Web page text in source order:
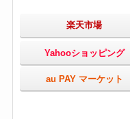
楽天市場
Yahooショッピング
au PAY マーケット